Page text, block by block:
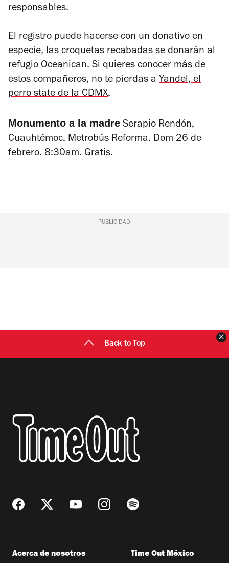
responsables.
El registro puede hacerse con un donativo en
especie, las croquetas recabadas se donarán al
refugio Oceanican. Si quieres conocer más de
estos compañeros, no te pierdas a Yandel, el
perro state de la CDMX.
Monumento a la madre Serapio Rendón,
Cuauhtémoc. Metrobús Reforma. Dom 26 de
febrero. 8:30am. Gratis.
PUBLICIDAD
Back to Top
Acerca de nosotros Time Out México